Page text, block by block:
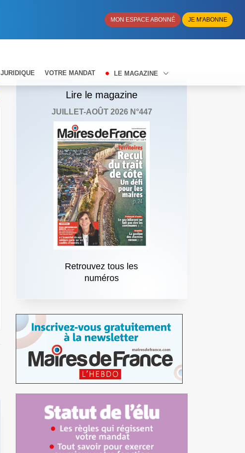
MON ESPACE ABONNÉ JE M'ABONNE
JURIDIQUE VOTRE MANDAT LE MAGAZINE
Lire le magazine
JUILLET-AOÛT 2026 N°447
Retrouvez tous les
numéros